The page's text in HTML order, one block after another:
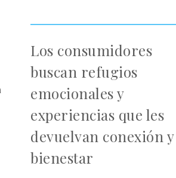
Los consumidores
buscan refugios
emocionales y
experiencias que les
devuelvan conexión y
bienestar